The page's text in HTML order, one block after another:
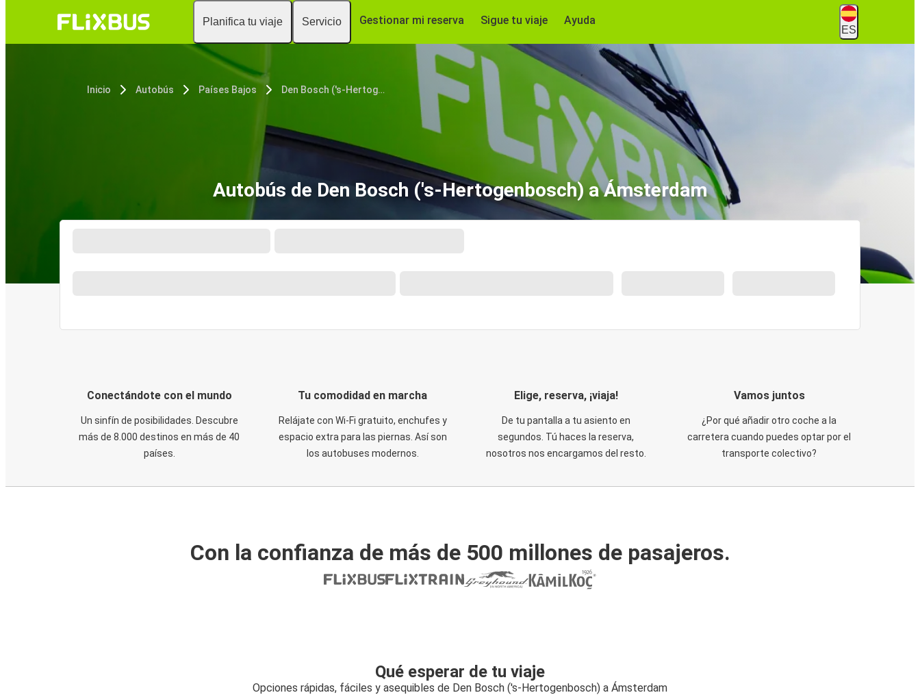
Planifica tu viaje Servicio Gestionar mi reserva Sigue tu viaje Ayuda
ES
Inicio Autobús Países Bajos Den Bosch ('s-Hertogenbosch)
Autobús de Den Bosch ('s-Hertogenbosch) a Ámsterdam
Conectándote con el mundo
Un sinfín de posibilidades. Descubre
más de 8.000 destinos en más de 40
países.
Tu comodidad en marcha
Relájate con Wi-Fi gratuito, enchufes y
espacio extra para las piernas. Así son
los autobuses modernos.
Elige, reserva, ¡viaja!
De tu pantalla a tu asiento en
segundos. Tú haces la reserva,
nosotros nos encargamos del resto.
Vamos juntos
¿Por qué añadir otro coche a la
carretera cuando puedes optar por el
transporte colectivo?
Con la confianza de más de 500 millones de pasajeros.
Qué esperar de tu viaje
Opciones rápidas, fáciles y asequibles de Den Bosch ('s-Hertogenbosch) a Ámsterdam